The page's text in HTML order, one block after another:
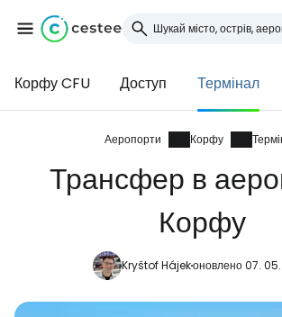
Корфу CFU Доступ Термінал
Аеропорти Корфу
Трансфер в
Корфу
Kryštof Hájekоновлено 07.
Увійдіть до
... світова туристична спільнота
Продовжуйте з Google
Продовжуйте у